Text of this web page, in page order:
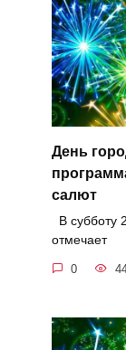
День
салют
В субботу
отмечает
0